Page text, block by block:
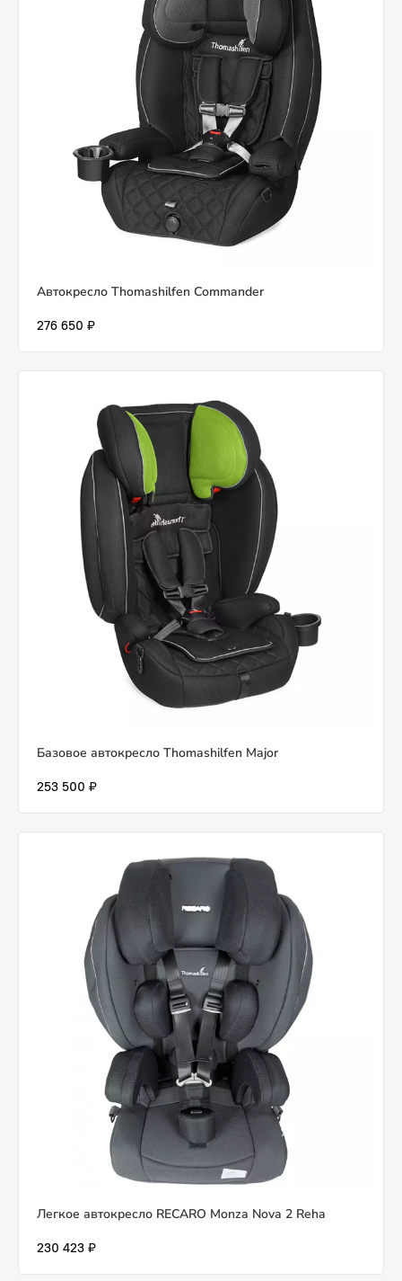
Автокресло Thomashilfen Commander
276 650 ₽
Базовое автокресло Thomashilfen Major
253 500 ₽
Легкое автокресло RECARO Monza Nova 2 Reha
230 423 ₽